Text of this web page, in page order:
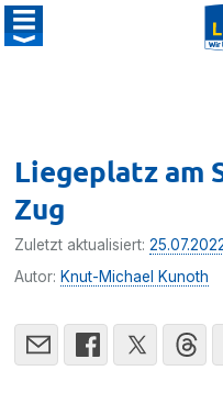
Liegeplatz am
Zug
Zuletzt aktualisiert:
Autor: Knut-Michael Kunoth